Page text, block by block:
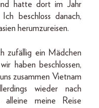
hatte dort im Jahr
beschloss danach,
herumzureisen.
zufällig ein Mädchen
haben beschlossen,
zusammen Vietnam
wieder nach
alleine meine Reise